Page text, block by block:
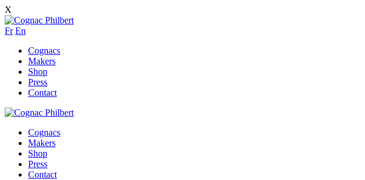
X
Fr En
Cognacs
Makers
Shop
Press
Contact
Cognacs
Makers
Shop
Press
Contact